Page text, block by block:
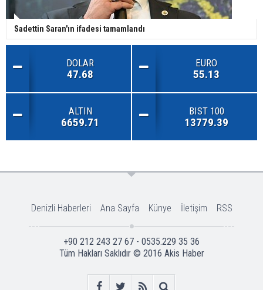
Sadettin Saran'ın ifadesi tamamlandı
DOLAR
47.68
EURO
55.13
ALTIN
6659.71
BIST 100
13779.39
Denizli Haberleri Ana Sayfa Künye İletişim RSS
+90 212 243 27 67 - 0535.229 35 36
Tüm Hakları Saklıdır © 2016 Akis Haber